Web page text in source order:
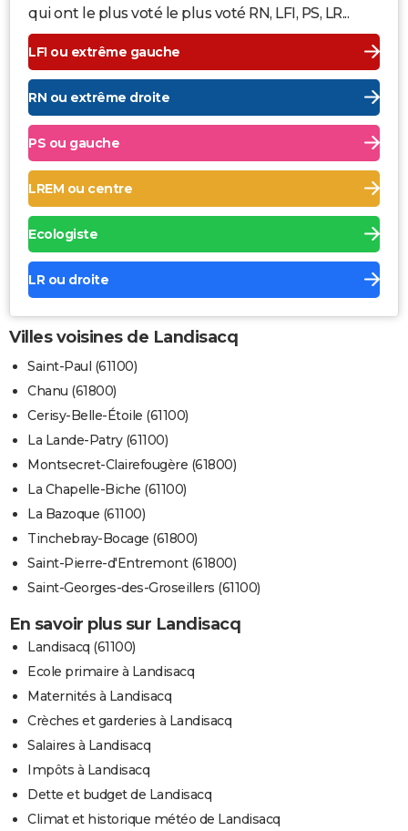
qui ont le plus voté le plus voté RN, LFI, PS, LR...
LFI ou extrême gauche
RN ou extrême droite
PS ou gauche
LREM ou centre
Ecologiste
LR ou droite
Villes voisines de Landisacq
Saint-Paul (61100)
Chanu (61800)
Cerisy-Belle-Étoile (61100)
La Lande-Patry (61100)
Montsecret-Clairefougère (61800)
La Chapelle-Biche (61100)
La Bazoque (61100)
Tinchebray-Bocage (61800)
Saint-Pierre-d'Entremont (61800)
Saint-Georges-des-Groseillers (61100)
En savoir plus sur Landisacq
Landisacq (61100)
Ecole primaire à Landisacq
Maternités à Landisacq
Crèches et garderies à Landisacq
Salaires à Landisacq
Impôts à Landisacq
Dette et budget de Landisacq
Climat et historique météo de Landisacq